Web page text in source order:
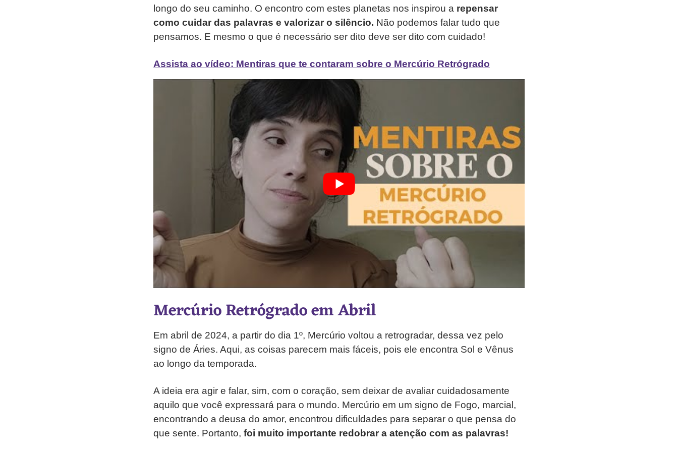
longo do seu caminho. O encontro com estes planetas nos inspirou a repensar
como cuidar das palavras e valorizar o silêncio. Não podemos falar tudo que
pensamos. E mesmo o que é necessário ser dito deve ser dito com cuidado!
Assista ao vídeo: Mentiras que te contaram sobre o Mercúrio Retrógrado
Mercúrio Retrógrado em Abril
Em abril de 2024, a partir do dia 1º, Mercúrio voltou a retrogradar, dessa vez pelo
signo de Áries. Aqui, as coisas parecem mais fáceis, pois ele encontra Sol e Vênus
ao longo da temporada.
A ideia era agir e falar, sim, com o coração, sem deixar de avaliar cuidadosamente
aquilo que você expressará para o mundo. Mercúrio em um signo de Fogo, marcial,
encontrando a deusa do amor, encontrou dificuldades para separar o que pensa do
que sente. Portanto, foi muito importante redobrar a atenção com as palavras!